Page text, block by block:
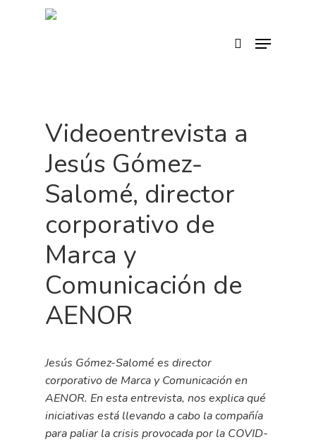
Menu
Videoentrevista a
Jesús Gómez-
Salomé, director
corporativo de
Marca y
Comunicación de
AENOR
Jesús Gómez-Salomé es director
corporativo de Marca y Comunicación en
AENOR. En esta entrevista, nos explica qué
iniciativas está llevando a cabo la compañía
para paliar la crisis provocada por la COVID-